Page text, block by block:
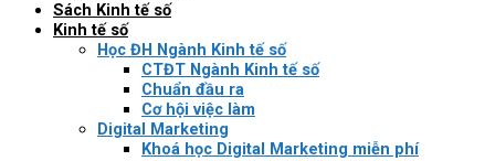
Sách Kinh tế số
Kinh tế số
Học ĐH Ngành Kinh tế số
CTĐT Ngành Kinh tế số
Chuẩn đầu ra
Cơ hội việc làm
Digital Marketing
Khoá học Digital Marketing miễn phí